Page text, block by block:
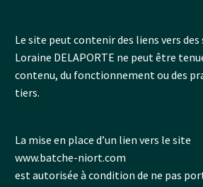
Le site peut contenir des liens vers
Loraine DELAPORTE ne peut être
contenu, du fonctionnement ou des
tiers.
La mise en place d’un lien vers le site
www.batche-niort.com
est autorisée à condition de ne pas